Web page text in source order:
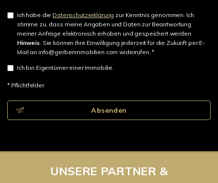
Ich habe die Datenschutzerklärung zur Kenntnis genommen. Ich
stimme zu, dass meine Angaben und Daten zur Beantwortung
meiner Anfrage elektronisch erhoben und gespeichert werden.
Hinweis: Sie können Ihre Einwilligung jederzeit für die Zukunft per E-
Mail an info@gerberimmobilien.com widerrufen. *
Ich bin Eigentümer einer Immobilie.
* Pflichtfelder
Absenden
UNSERE PARTNER &